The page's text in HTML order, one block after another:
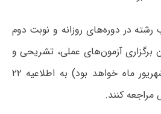
رشته در دوره‌های روزانه و نوبت دوم
برگزاری آزمون‌های عملی، تشریحی و
پروژه (که از هفته آخر شهریور ماه خواهد بود) به اطلاعیه ۲۲
کنند.